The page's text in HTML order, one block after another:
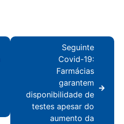
Seguinte
Covid-19:
Farmácias
garantem
disponibilidade de
testes apesar do
aumento da